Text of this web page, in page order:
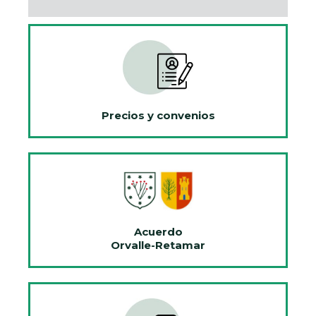
Precios y convenios
Acuerdo
Orvalle-Retamar